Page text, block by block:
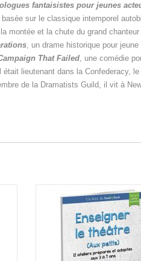
fantaisistes pour jeunes
sur le classique intemporel
montée et la chute du grand
, un drame historique pour
That Failed, une comédie
lieutenant dans la Confederacy,
de la Dramatists Guild, il vit à